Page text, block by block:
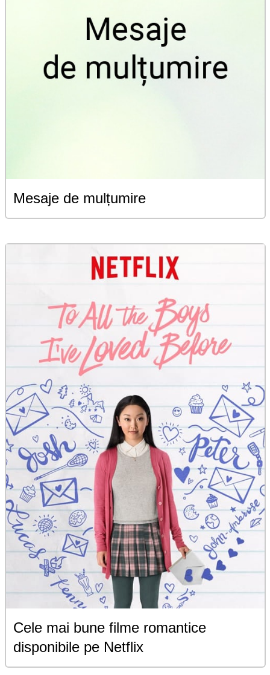
Mesaje de mulțumire
Cele mai bune filme romantice
disponibile pe Netflix